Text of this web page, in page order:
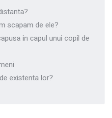
scapam de ele?
in capul unui copil de
existenta lor?